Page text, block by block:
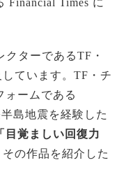
ターであるTF・
ています。TF・チ
ォームである
島地震を経験した
「目覚ましい回復力
その作品を紹介した